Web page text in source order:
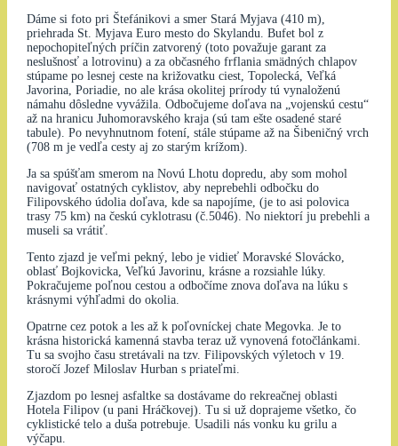
Dáme si foto pri Štefánikovi a smer Stará Myjava (410 m),
priehrada St. Myjava Euro mesto do Skylandu. Bufet bol z
nepochopiteľných príčin zatvorený (toto považuje garant za
neslušnosť a lotrovinu) a za občasného frflania smädných chlapov
stúpame po lesnej ceste na križovatku ciest, Topolecká, Veľká
Javorina, Poriadie, no ale krása okolitej prírody tú vynaloženú
námahu dôsledne vyvážila. Odbočujeme doľava na „vojenskú cestu“
až na hranicu Juhomoravského kraja (sú tam ešte osadené staré
tabule). Po nevyhnutnom fotení, stále stúpame až na Šibeničný vrch
(708 m je vedľa cesty aj zo starým krížom).
Ja sa spúšťam smerom na Novú Lhotu dopredu, aby som mohol
navigovať ostatných cyklistov, aby neprebehli odbočku do
Filipovského údolia doľava, kde sa napojíme, (je to asi polovica
trasy 75 km) na českú cyklotrasu (č.5046). No niektorí ju prebehli a
museli sa vrátiť.
Tento zjazd je veľmi pekný, lebo je vidieť Moravské Slovácko,
oblasť Bojkovicka, Veľkú Javorinu, krásne a rozsiahle lúky.
Pokračujeme poľnou cestou a odbočíme znova doľava na lúku s
krásnymi výhľadmi do okolia.
Opatrne cez potok a les až k poľovníckej chate Megovka. Je to
krásna historická kamenná stavba teraz už vynovená fotočlánkami.
Tu sa svojho času stretávali na tzv. Filipovských výletoch v 19.
storočí Jozef Miloslav Hurban s priateľmi.
Zjazdom po lesnej asfaltke sa dostávame do rekreačnej oblasti
Hotela Filipov (u pani Hráčkovej). Tu si už doprajeme všetko, čo
cyklistické telo a duša potrebuje. Usadili nás vonku ku grilu a
výčapu.